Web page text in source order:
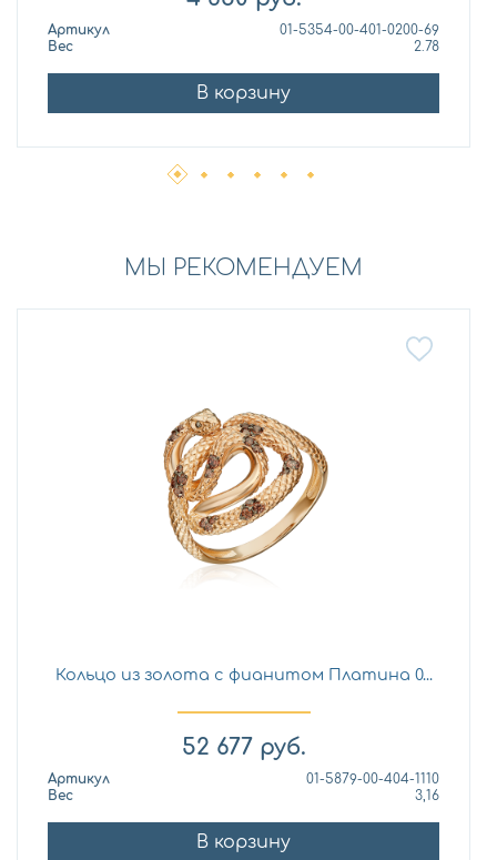
Артикул
01-5354-00-401-0200-69
Вес
2.78
В корзину
МЫ РЕКОМЕНДУЕМ
Кольцо из золота с фианитом Платина 0...
52 677 руб.
Артикул
01-5879-00-404-1110
Вес
3,16
В корзину